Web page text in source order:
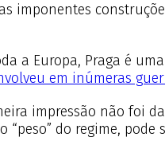
imponentes
a Europa, Praga é
em inúmeras
impressão não foi
“peso” do regime,